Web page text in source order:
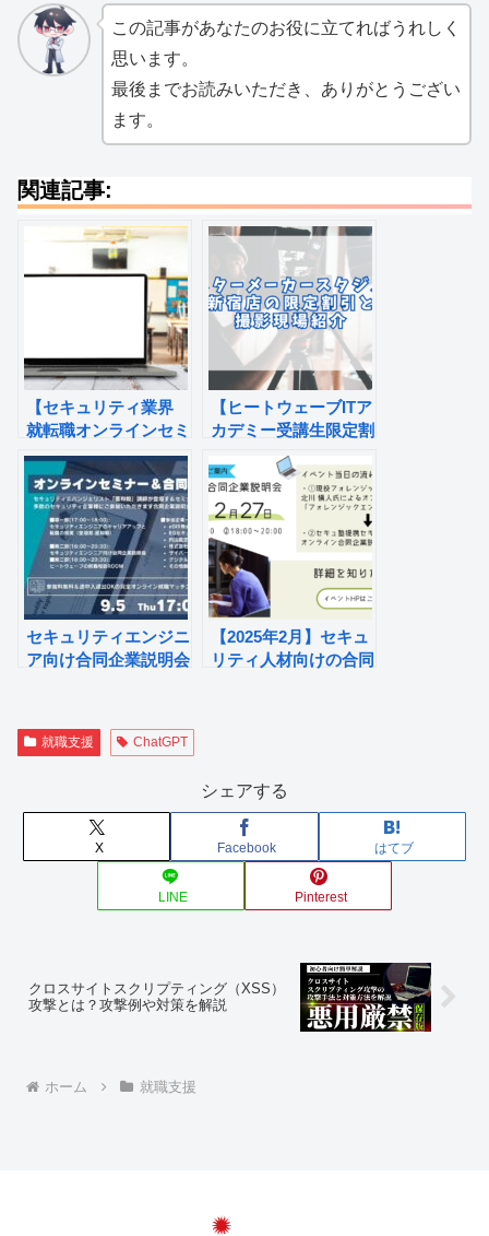
この記事があなたのお役に立てればうれしく
思います。
最後までお読みいただき、ありがとうござい
ます。
関連記事:
【セキュリティ業界
就転職オンラインセミ
ナー＆セキュリティ人
材向け就職・転職オン
ライン合同企業】
【ヒートウェーブITア
カデミー受講生限定割
引】証明写真をプロに
撮ってもらおう【スタ
ーメーカースタジオ
新宿店】
セキュリティエンジニ
ア向け合同企業説明会
【2025年2月】セキュ
リティ人材向けの合同
就職支援 ChatGPT
シェアする
X Facebook はてブ
LINE Pinterest
クロスサイトスクリプティング（XSS）
攻撃とは？攻撃例や対策を解説
ホーム 就職支援